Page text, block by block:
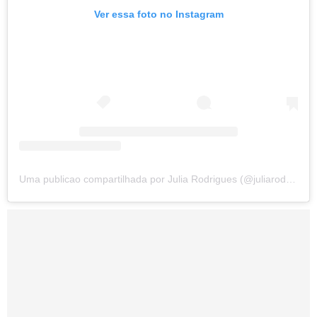
Ver essa foto no Instagram
Uma publicao compartilhada por Julia Rodrigues (@juliarodrigues2)